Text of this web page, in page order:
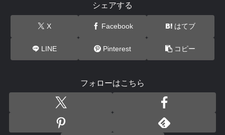
シェアする
X Facebook はてブ
LINE Pinterest コピー
フォローはこちら